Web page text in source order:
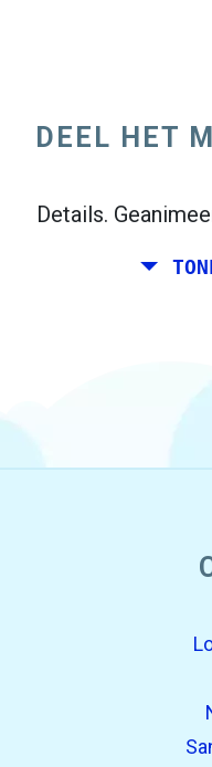
Madrid, en uw
DEEL HET
Details.